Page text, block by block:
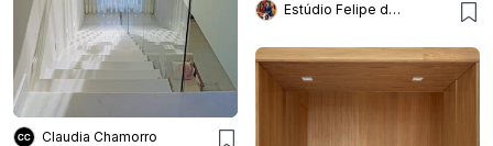
Estúdio Felipe de Almeida
Claudia Chamorro